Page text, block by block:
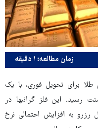
زمان مطالعه: ۱ دقیقه
برای تحویل فوری، با یک
افزایش، به ۴۲۹۸ دلار و ۴۸ سنت رسید. این فلز گرانبها در
به افزایش احتمالی نرخ